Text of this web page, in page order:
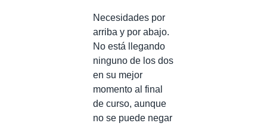
Necesidades por
arriba y por abajo.
No está llegando
ninguno de los dos
en su mejor
momento al final
de curso, aunque
no se puede negar